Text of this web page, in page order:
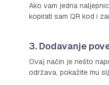
Ako vam jedna
kopirati sam QR kod i
3. Dodavanje
Ovaj način je nešto
održava, pokažite mu